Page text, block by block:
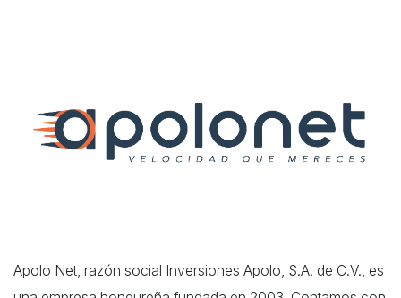
Apolo Net, razón social Inversiones Apolo, S.A. de C.V., es